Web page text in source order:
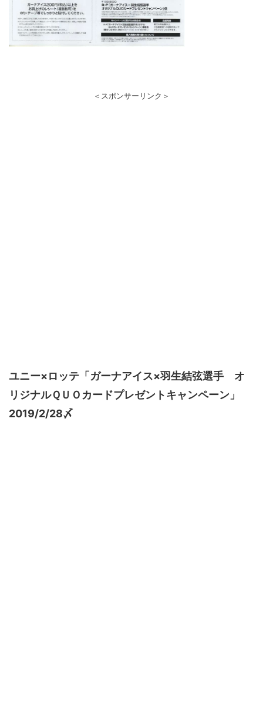
＜スポンサーリンク＞
ユニー×ロッテ「ガーナアイス×羽生結弦選手 オ
リジナルＱＵＯカードプレゼントキャンペーン」
2019/2/28〆